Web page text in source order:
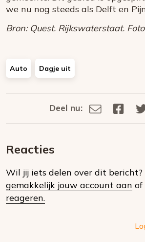
we nu nog steeds als Delft en
Bron: Quest. Rijkswaterstaat.
Auto Dagje uit
Deel
social
Deel nu:
Deel
Deel
Reacties
Wil jij iets delen over dit bericht?
gemakkelijk jouw account aan of
reageren.